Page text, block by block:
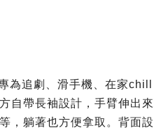
為追劇、滑手機、在家
自帶長袖設計，手臂伸出
，躺著也方便拿取。背面